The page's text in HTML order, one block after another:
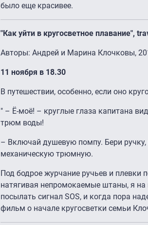
было еще красивее.
"Как уйти в кругосветное плавание",
Авторы: Андрей и Марина Клочковы,
11 ноября в 18.30
В путешествии, особенно, если оно
" – Ё-моё! – круглые глаза капитана
трюм воды!
– Включай душевую помпу. Бери ручку,
механическую трюмную.
Под бодрое журчание ручьев и
натягивая непромокаемые штаны, я
посылать сигнал SOS, и когда пора
фильм о начале кругосветки семьи